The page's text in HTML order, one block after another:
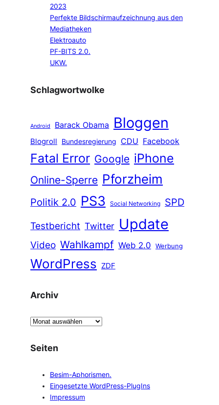
2023
Perfekte Bildschirmaufzeichnung aus den
Mediatheken
Elektroauto
PF-BITS 2.0.
UKW.
Schlagwortwolke
Android Barack Obama Bloggen
Blogroll Bundesregierung CDU Facebook
Fatal Error Google iPhone
Online-Sperre Pforzheim
Politik 2.0 PS3 Social Networking
SPD
Testbericht Twitter Update
Video Wahlkampf Web 2.0 Werbung
WordPress ZDF
Archiv
A
c
Seiten
Besim-Aphorismen.
Eingesetzte WordPress-PlugIns
Impressum